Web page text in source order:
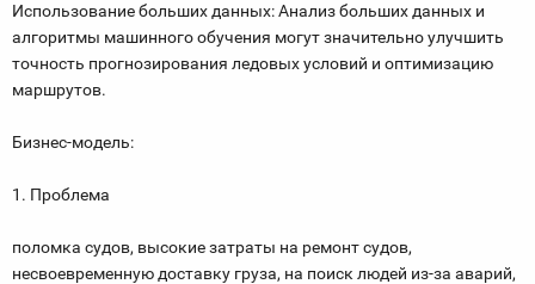
Использование больших данных: Анализ больших данных и
алгоритмы машинного обучения могут значительно улучшить
точность прогнозирования ледовых условий и оптимизацию
маршрутов.
Бизнес-модель:
1. Проблема
поломка судов, высокие затраты на ремонт судов,
несвоевременную доставку груза, на поиск людей из-за аварий,